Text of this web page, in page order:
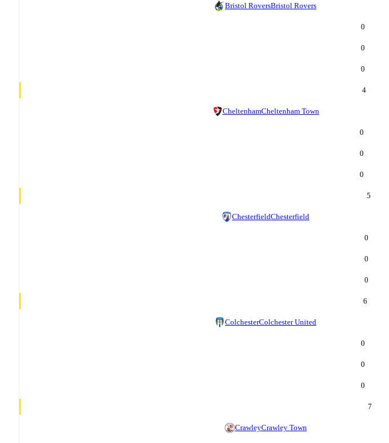
Bristol RoversBristol Rovers
0
0
0
4
CheltenhamCheltenham Town
0
0
0
5
ChesterfieldChesterfield
0
0
0
6
ColchesterColchester United
0
0
0
7
CrawleyCrawley Town